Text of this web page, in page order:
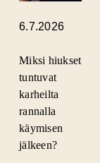
6.7.2026
Miksi hiukset
tuntuvat
karheilta
rannalla
käymisen
jälkeen?